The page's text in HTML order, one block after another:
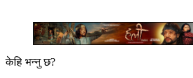
केहि भन्नु छ?